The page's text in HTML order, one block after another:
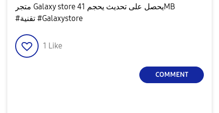
متجر Galaxy store يحصل على تحديث يحجم 41MB
#تقنية #Galaxystore
1 Like
COMMENT